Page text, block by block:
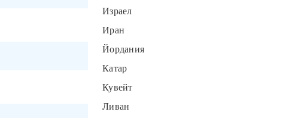
Израел
Иран
Йордания
Катар
Кувейт
Ливан